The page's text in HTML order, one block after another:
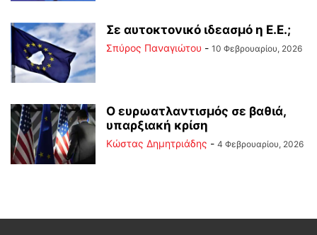
Σε αυτοκτονικό ιδεασμό η Ε.Ε.;
Σπύρος Παναγιώτου - 10 Φεβρουαρίου, 2026
Ο ευρωατλαντισμός σε βαθιά,
υπαρξιακή κρίση
Kώστας Δημητριάδης - 4 Φεβρουαρίου, 2026